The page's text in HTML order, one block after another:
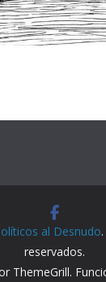
al Desnudo
reservados.
ThemeGrill.